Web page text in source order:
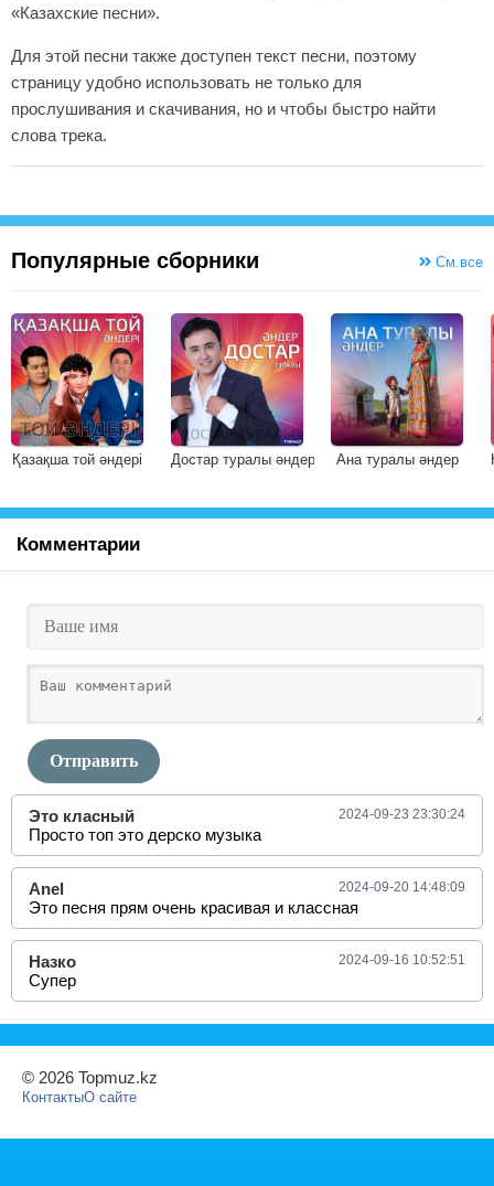
seni özlüyorum çok çok çok
Çiki çiki çiki seni seviyorum
seni özlüyorum çok çok çok
Сезімің барда
Адамдай сүйем
Айтайық
Мен ойлаймын мама
Сол аруды ғана
Сыйлаймын күндерімді
Гүлдерімді Лала
Арамызда драма
Кейде мелодрама
Çiki çiki çiki seni seviyorum
seni özlüyorum çok çok çok
«Казахские песни».
Для этой песни также доступен текст песни, поэтому
страницу удобно использовать не только для
прослушивания и скачивания, но и чтобы быстро найти
слова трека.
Популярные сборники См.все
Қазақша той әндері Достар туралы әндер Ана туралы әндер
Комментарии
Отправить
Это класный 2024-09-23 23:30:24
Просто топ это дерско музыка
Anel 2024-09-20 14:48:09
Это песня прям очень красивая и классная
Назко 2024-09-16 10:52:51
Супер
© 2026 Topmuz.kz
КонтактыО сайте